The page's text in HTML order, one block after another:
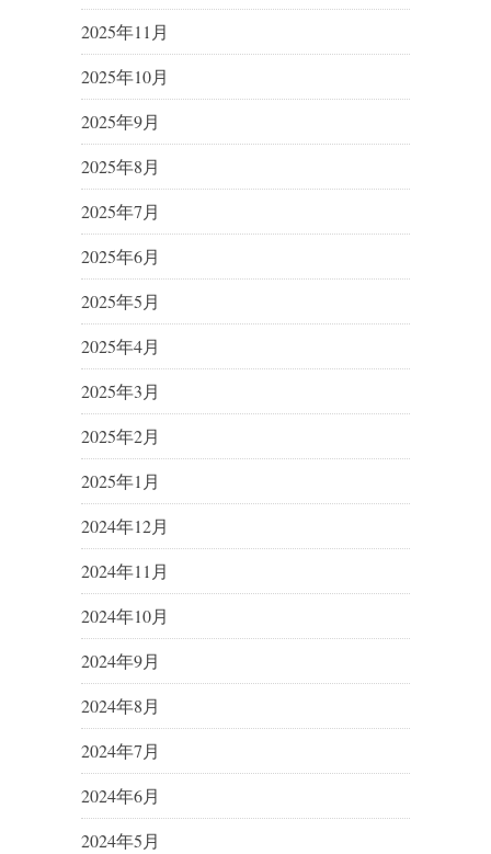
2025年11月
2025年10月
2025年9月
2025年8月
2025年7月
2025年6月
2025年5月
2025年4月
2025年3月
2025年2月
2025年1月
2024年12月
2024年11月
2024年10月
2024年9月
2024年8月
2024年7月
2024年6月
2024年5月